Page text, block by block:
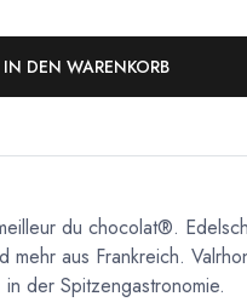
IN DEN WARENKORB
du chocolat®.
mehr aus Frankreich.
der Spitzengastronomie.